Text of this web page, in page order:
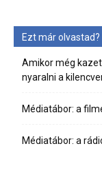
Ezt már olvastad?
Amikor még
nyaralni a
Médiatábor: a
Médiatábor: a